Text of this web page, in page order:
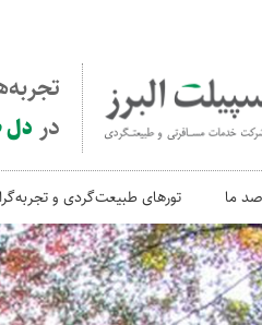
در دل
ما تورهای طبیعت‌گردی و تجربه‌گرا